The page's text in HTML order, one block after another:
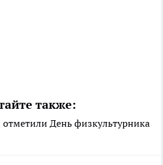
также:
День физкультурника